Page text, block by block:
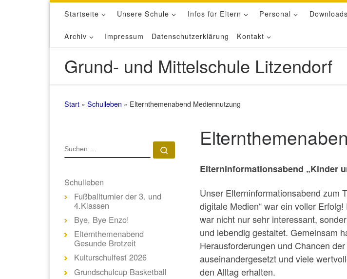
Zum Inhalt springenStartseite Unsere Schule Infos für Eltern Personal Downloads
Archiv Impressum Datenschutzerklärung Kontakt
Grund- und Mittelschule Litzendorf
Start » Schulleben » Elternthemenabend Mediennutzung
Elterninformationsabend „Kinder
Unser Elterninformationsabend zum
digitale Medien“ war ein voller
war nicht nur sehr interessant,
und lebendig gestaltet. Gemeinsam
Herausforderungen und Chancen
auseinandergesetzt und viele
den Alltag erhalten.
SUCHE
Schulleben
Fußballturnier der 3. und
4.Klassen
Bye, Bye Enzo!
Elternthemenabend
Gesunde Brotzeit
Kulturschulfest 2026
Grundschulcup Basketball